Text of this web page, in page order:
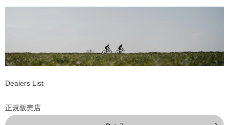
Dealers List
正規販売店